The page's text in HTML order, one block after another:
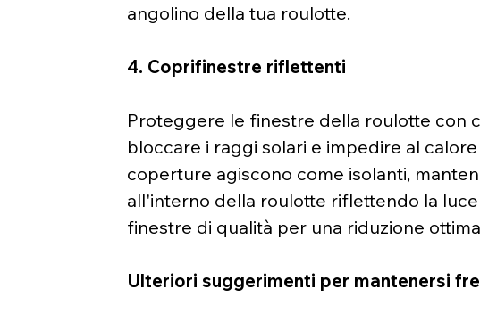
angolino della tua roulotte.
4. Coprifinestre riflettenti
Proteggere le finestre della roulotte con
bloccare i raggi solari e impedire al
coperture agiscono come isolanti,
all'interno della roulotte riflettendo la
finestre di qualità per una riduzione
Ulteriori suggerimenti per mantenersi